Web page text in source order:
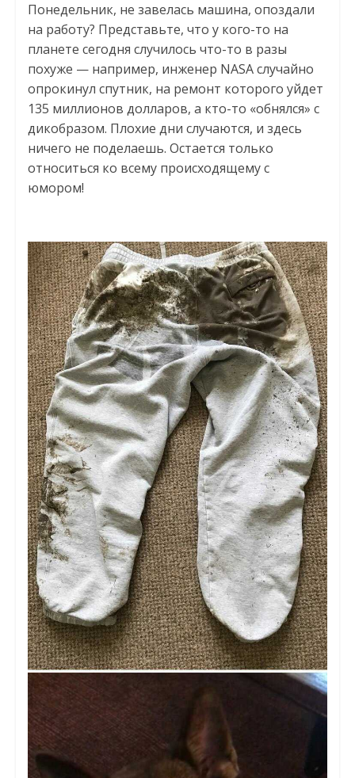
Понедельник, не завелась машина, опоздали
на работу? Представьте, что у кого-то на
планете сегодня случилось что-то в разы
похуже — например, инженер NASA случайно
опрокинул спутник, на ремонт которого уйдет
135 миллионов долларов, а кто-то «обнялся» с
дикобразом. Плохие дни случаются, и здесь
ничего не поделаешь. Остается только
относиться ко всему происходящему с
юмором!